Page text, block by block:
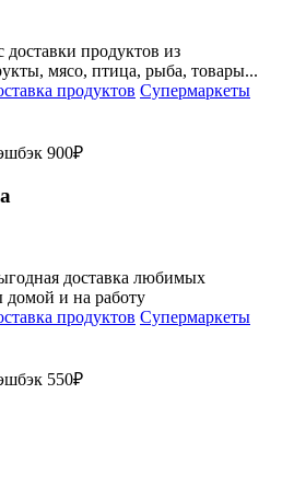
продуктов из
мясо, птица, рыба, товары...
продуктов Супермаркеты
900₽
доставка любимых
домой и на работу
продуктов Супермаркеты
550₽